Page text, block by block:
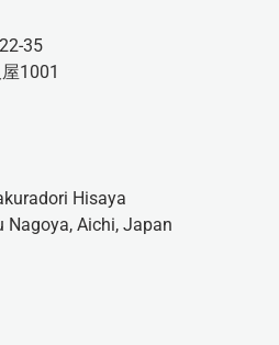
35
1001
Hisaya
Nagoya, Aichi, Japan